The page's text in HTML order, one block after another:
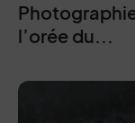
l’orée du...